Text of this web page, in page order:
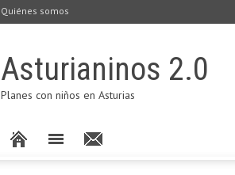
Quiénes somos
Asturianinos 2.0
Planes con niños en Asturias